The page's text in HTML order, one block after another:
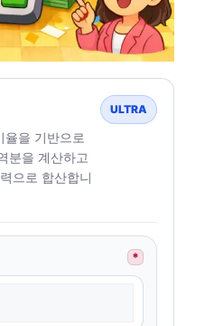
율을 기반으로
분을 계산하고
으로 합산합니
ULTRA
*